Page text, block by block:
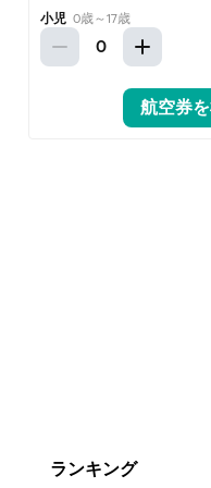
ランキング